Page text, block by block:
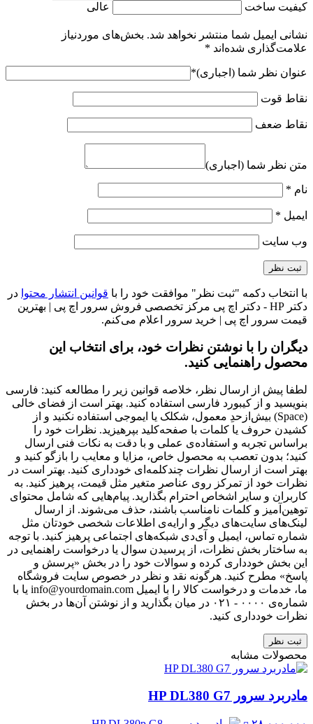
کیفیت ساخت
عالی
نشانی ایمیل شما منتشر نخواهد شد. بخش‌های موردنیاز
علامت‌گذاری شده‌اند *
عنوان نظر شما (اجباری)*
نقاط قوت
نقاط ضعف
متن نظر شما (اجباری)
نام *
ایمیل *
وب‌ سایت
با انتخاب دکمه "ثبت نظر" موافقت خود را با قوانین انتشار محتوا در
دکتر HP - دکتر اچ پی مرکز تخصصی فروش سرور اچ پی | بهترین
قیمت سرور اچ پی | خرید سرور اعلام می‌کنم.
دیگران را با نوشتن نظرات خود، برای انتخاب این
محصول راهنمایی کنید.
لطفا پیش از ارسال نظر، خلاصه قوانین زیر را مطالعه کنید: فارسی
بنویسید و از کیبورد فارسی استفاده کنید. بهتر است از فضای خالی
(Space) بیش‌از‌حدِ معمول، شکلک یا ایموجی استفاده نکنید و از
کشیدن حروف یا کلمات با صفحه‌کلید بپرهیزید. نظرات خود را
براساس تجربه و استفاده‌ی عملی و با دقت به نکات فنی ارسال
کنید؛ بدون تعصب به محصول خاص، مزایا و معایب را بازگو کنید و
بهتر است از ارسال نظرات چندکلمه‌‌ای خودداری کنید. بهتر است در
نظرات خود از تمرکز روی عناصر متغیر مثل قیمت، پرهیز کنید. به
کاربران و سایر اشخاص احترام بگذارید. پیام‌هایی که شامل محتوای
توهین‌آمیز و کلمات نامناسب باشند، حذف می‌شوند. از ارسال
لینک‌های سایت‌های دیگر و ارایه‌ی اطلاعات شخصی خودتان مثل
شماره تماس، ایمیل و آی‌دی شبکه‌های اجتماعی پرهیز کنید. با توجه
به ساختار بخش نظرات، از پرسیدن سوال یا درخواست راهنمایی در
این بخش خودداری کرده و سوالات خود را در بخش «پرسش و
پاسخ» مطرح کنید. هرگونه نقد و نظر در خصوص سایت فروشگاه
ما، خدمات و درخواست کالا را با ایمیل info@yourdomain.com یا با
شماره‌ی ۰۰۰۰ - ۰۲۱ در میان بگذارید و از نوشتن آن‌ها در بخش
نظرات خودداری کنید.
ثبت نظر
محصولات مشابه
مادربرد سرور HP DL380 G7